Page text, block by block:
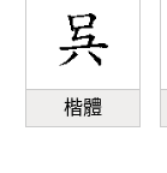
楷體